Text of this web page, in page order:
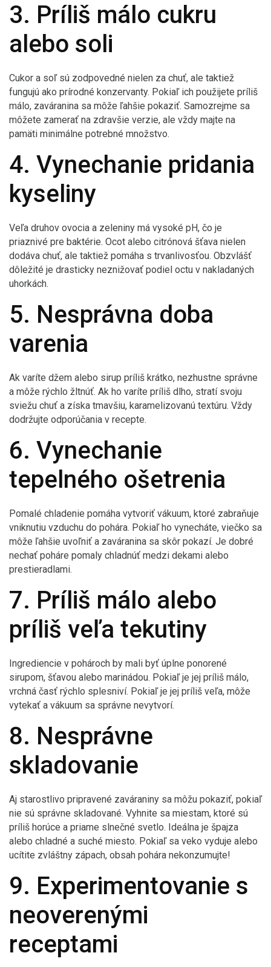
3. Príliš málo cukru
alebo soli
Cukor a soľ sú zodpovedné nielen za chuť, ale taktiež
fungujú ako prírodné konzervanty. Pokiaľ ich použijete príliš
málo, zaváranina sa môže ľahšie pokaziť. Samozrejme sa
môžete zamerať na zdravšie verzie, ale vždy majte na
pamäti minimálne potrebné množstvo.
4. Vynechanie pridania
kyseliny
Veľa druhov ovocia a zeleniny má vysoké pH, čo je
priaznivé pre baktérie. Ocot alebo citrónová šťava nielen
dodáva chuť, ale taktiež pomáha s trvanlivosťou. Obzvlášť
dôležité je drasticky neznižovať podiel octu v nakladaných
uhorkách.
5. Nesprávna doba
varenia
Ak varíte džem alebo sirup príliš krátko, nezhustne správne
a môže rýchlo žltnúť. Ak ho varíte príliš dlho, stratí svoju
sviežu chuť a získa tmavšiu, karamelizovanú textúru. Vždy
dodržujte odporúčania v recepte.
6. Vynechanie
tepelného ošetrenia
Pomalé chladenie pomáha vytvoriť vákuum, ktoré zabraňuje
vniknutiu vzduchu do pohára. Pokiaľ ho vynecháte, viečko sa
môže ľahšie uvoľniť a zaváranina sa skôr pokazí. Je dobré
nechať poháre pomaly chladnúť medzi dekami alebo
prestieradlami.
7. Príliš málo alebo
príliš veľa tekutiny
Ingrediencie v pohároch by mali byť úplne ponorené
sirupom, šťavou alebo marinádou. Pokiaľ je jej príliš málo,
vrchná časť rýchlo splesniví. Pokiaľ je jej príliš veľa, môže
vytekať a vákuum sa správne nevytvorí.
8. Nesprávne
skladovanie
Aj starostlivo pripravené zaváraniny sa môžu pokaziť, pokiaľ
nie sú správne skladované. Vyhnite sa miestam, ktoré sú
príliš horúce a priame slnečné svetlo. Ideálna je špajza
alebo chladné a suché miesto. Pokiaľ sa veko vyduje alebo
ucítite zvláštny zápach, obsah pohára nekonzumujte!
9. Experimentovanie s
neoverenými
receptami